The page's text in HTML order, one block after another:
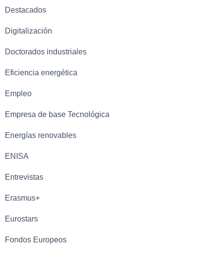
Destacados
Digitalización
Doctorados industriales
Eficiencia energética
Empleo
Empresa de base Tecnológica
Energías renovables
ENISA
Entrevistas
Erasmus+
Eurostars
Fondos Europeos